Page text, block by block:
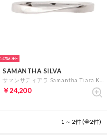
50%
SAMANTHA SILVA
￥24,200
1 ～ 2件 (全2件)